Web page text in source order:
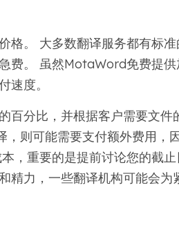
格。 大多数翻译服务都有标
费。 虽然MotaWord免费提
速度。
百分比，并根据客户需要文
，则可能需要支付额外费用，
，重要的是提前讨论您的截止
精力，一些翻译机构可能会为